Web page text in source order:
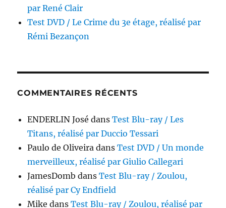
par René Clair
Test DVD / Le Crime du 3e étage, réalisé par
Rémi Bezançon
COMMENTAIRES RÉCENTS
ENDERLIN José dansTest Blu-ray / Les
Titans, réalisé par Duccio Tessari
Paulo de Oliveira dansTest DVD / Un monde
merveilleux, réalisé par Giulio Callegari
JamesDomb dansTest Blu-ray / Zoulou,
réalisé par Cy Endfield
Mike dansTest Blu-ray / Zoulou, réalisé par